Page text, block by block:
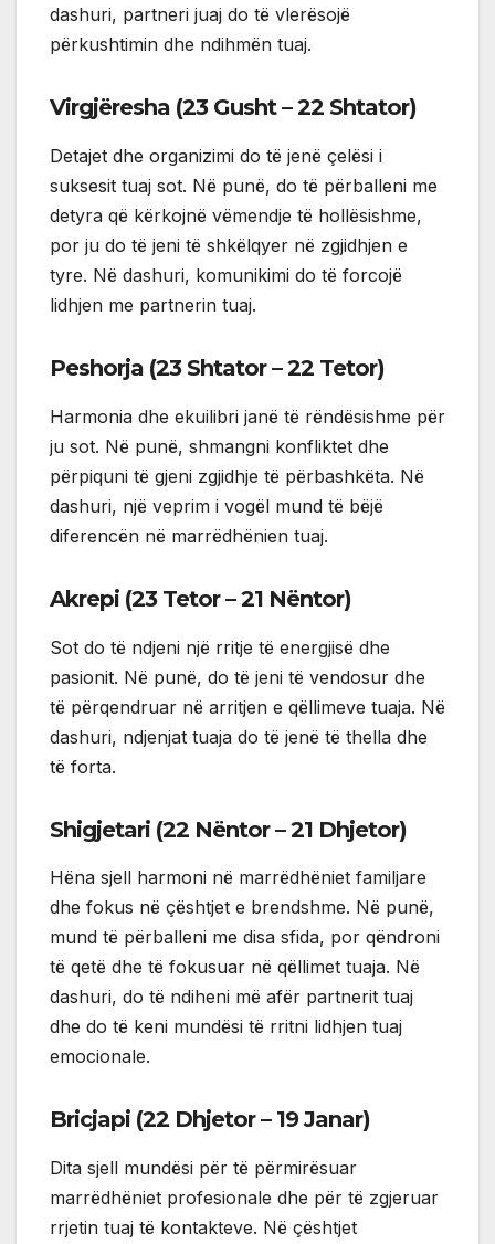
dashuri, partneri juaj do të vlerësojë
përkushtimin dhe ndihmën tuaj.
Virgjëresha (23 Gusht – 22 Shtator)
Detajet dhe organizimi do të jenë çelësi i
suksesit tuaj sot. Në punë, do të përballeni me
detyra që kërkojnë vëmendje të hollësishme,
por ju do të jeni të shkëlqyer në zgjidhjen e
tyre. Në dashuri, komunikimi do të forcojë
lidhjen me partnerin tuaj.
Peshorja (23 Shtator – 22 Tetor)
Harmonia dhe ekuilibri janë të rëndësishme për
ju sot. Në punë, shmangni konfliktet dhe
përpiquni të gjeni zgjidhje të përbashkëta. Në
dashuri, një veprim i vogël mund të bëjë
diferencën në marrëdhënien tuaj.
Akrepi (23 Tetor – 21 Nëntor)
Sot do të ndjeni një rritje të energjisë dhe
pasionit. Në punë, do të jeni të vendosur dhe
të përqendruar në arritjen e qëllimeve tuaja. Në
dashuri, ndjenjat tuaja do të jenë të thella dhe
të forta.
Shigjetari (22 Nëntor – 21 Dhjetor)
Hëna sjell harmoni në marrëdhëniet familjare
dhe fokus në çështjet e brendshme. Në punë,
mund të përballeni me disa sfida, por qëndroni
të qetë dhe të fokusuar në qëllimet tuaja. Në
dashuri, do të ndiheni më afër partnerit tuaj
dhe do të keni mundësi të rritni lidhjen tuaj
emocionale.
Bricjapi (22 Dhjetor – 19 Janar)
Dita sjell mundësi për të përmirësuar
marrëdhëniet profesionale dhe për të zgjeruar
rrjetin tuaj të kontakteve. Në çështjet